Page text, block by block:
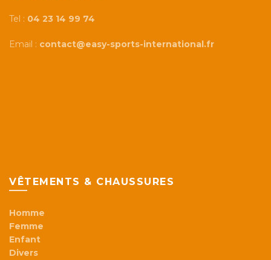
Tel : 04 23 14 99 74
Email : contact@easy-sports-international.fr
VÊTEMENTS & CHAUSSURES
Homme
Femme
Enfant
Divers